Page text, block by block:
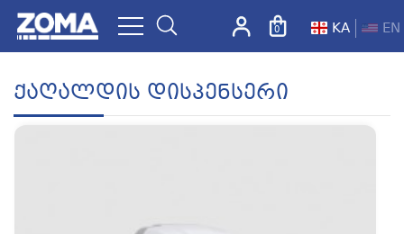
ZOMA.GE
0 KA EN
Ქაღალდის Დისპენსერი